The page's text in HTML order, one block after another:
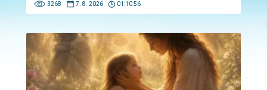
3268 7. 8. 2026 01:10:56